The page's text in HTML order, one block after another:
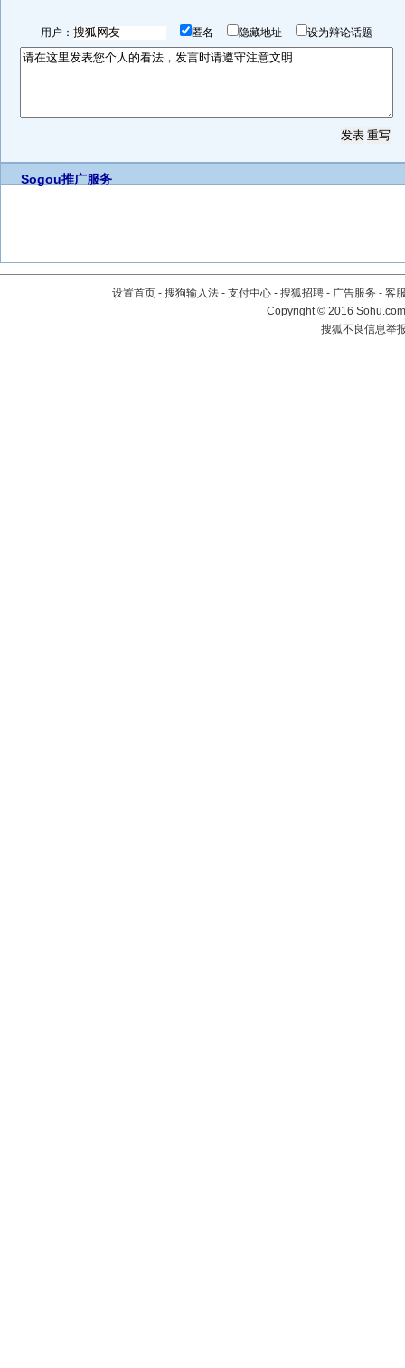
用户： 匿名 隐藏地址 设为辩论话题
Sogou推广服务
设置首页 - 搜狗输入法 - 支付中心 - 搜狐招聘 - 广告服务 - 客
Copyright©2016
搜狐不良信息举